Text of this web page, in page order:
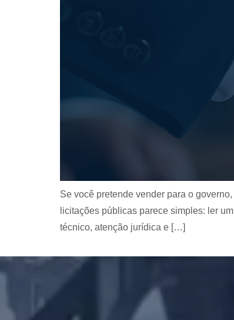
Se você pretende vender para o
licitações públicas parece simples: ler
técnico, atenção jurídica e […]